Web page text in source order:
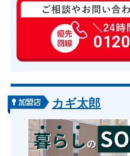
玄関カギ修理
玄関カギ作成
玄関カギ交換
バイクカギ開け
バイクカギ作成
スーツケースカギ開け
カギ太郎